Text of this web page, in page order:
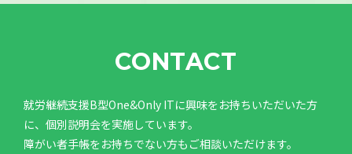
CONTACT
就労継続支援B型One&Only ITに興味をお持ちいただいた方
に、個別説明会を実施しています。
障がい者手帳をお持ちでない方もご相談いただけます。